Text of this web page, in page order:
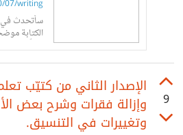
07/writing
سأتحدث في
الكتابة
9
الإصدار الثاني من كتيّب
وإزالة فقرات وشرح بعض
وتغييرات في التنسيق.